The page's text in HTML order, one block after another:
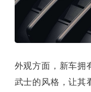
外观方面，新车拥
武士的风格，让其